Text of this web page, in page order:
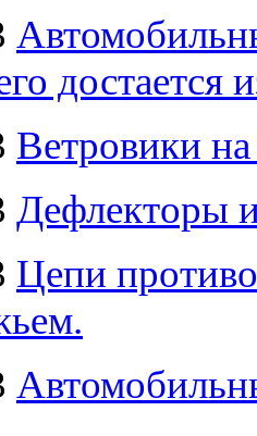
достается
Ветровики
Дефлекторы
Цепи